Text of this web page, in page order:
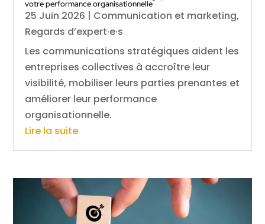
votre performance organisationnelle
25 Juin 2026 | Communication et marketing,
Regards d’expert·e·s
Les communications stratégiques aident les
entreprises collectives à accroître leur
visibilité, mobiliser leurs parties prenantes et
améliorer leur performance
organisationnelle.
Lire la suite